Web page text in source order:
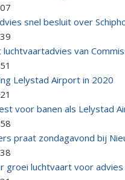
snel besluit over
van
Lelystad Airport in 2020
voor banen als Lelystad
praat zondagavond bij
groei luchtvaart voor